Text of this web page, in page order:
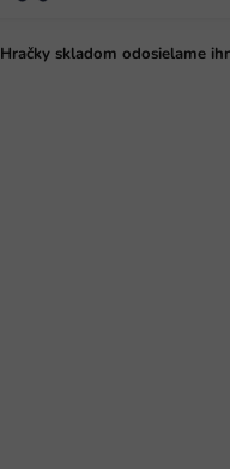
Hračky skladom odosielame